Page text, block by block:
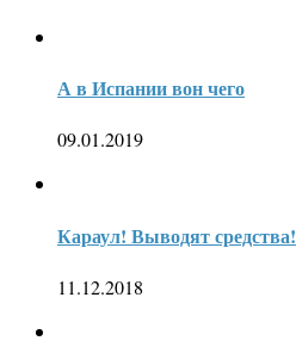
А в Испании вон чего
09.01.2019
Караул! Выводят средства!
11.12.2018